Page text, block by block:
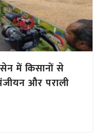
में किसानों से
और पराली